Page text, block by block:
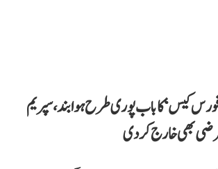
کیس‘ کا باب پوری طرح ہوا بند، سپریم
بھی خارج کر دی